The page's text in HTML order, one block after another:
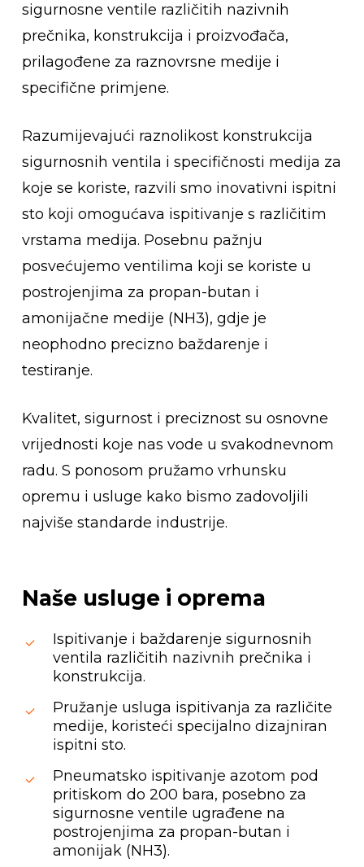
sigurnosne ventile različitih nazivnih
prečnika, konstrukcija i proizvođača,
prilagođene za raznovrsne medije i
specifične primjene.
Razumijevajući raznolikost konstrukcija
sigurnosnih ventila i specifičnosti medija za
koje se koriste, razvili smo inovativni ispitni
sto koji omogućava ispitivanje s različitim
vrstama medija. Posebnu pažnju
posvećujemo ventilima koji se koriste u
postrojenjima za propan-butan i
amonijačne medije (NH3), gdje je
neophodno precizno baždarenje i
testiranje.
Kvalitet, sigurnost i preciznost su osnovne
vrijednosti koje nas vode u svakodnevnom
radu. S ponosom pružamo vrhunsku
opremu i usluge kako bismo zadovoljili
najviše standarde industrije.
Naše usluge i oprema
Ispitivanje i baždarenje sigurnosnih
ventila različitih nazivnih prečnika i
konstrukcija.
Pružanje usluga ispitivanja za različite
medije, koristeći specijalno dizajniran
ispitni sto.
Pneumatsko ispitivanje azotom pod
pritiskom do 200 bara, posebno za
sigurnosne ventile ugrađene na
postrojenjima za propan-butan i
amonijak (NH3).